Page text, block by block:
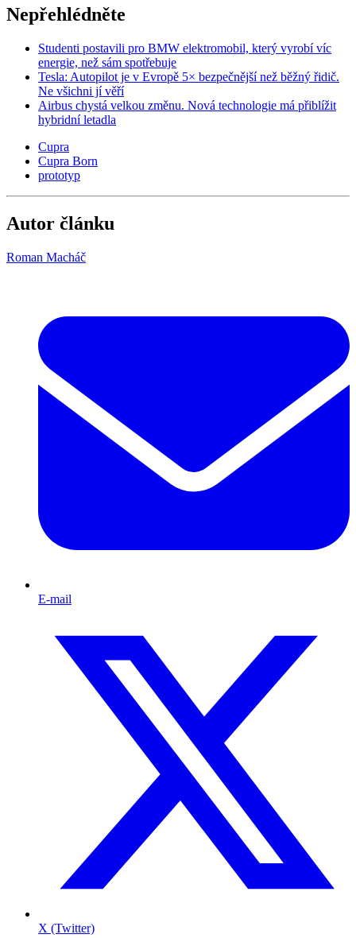
Nepřehlédněte
Studenti postavili pro BMW elektromobil, který vyrobí víc
energie, než sám spotřebuje
Tesla: Autopilot je v Evropě 5× bezpečnější než běžný řidič.
Ne všichni jí věří
Airbus chystá velkou změnu. Nová technologie má přiblížit
hybridní letadla
Cupra
Cupra Born
prototyp
Autor článku
Roman Macháč
E-mail
X (Twitter)